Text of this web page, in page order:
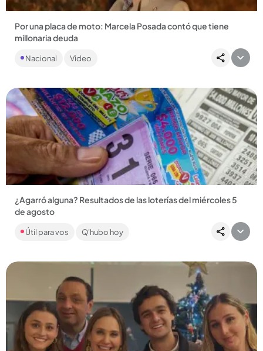
Por una placa de moto: Marcela Posada contó que tiene
millonaria deuda
La actriz de ‘Betty la fea’ y de ‘En los tacones de Eva’ relató el
horror por el que ella y su familia están pasando por...
Nacional Video
Compartir Noticia
¿Agarró alguna? Resultados de las loterías del miércoles 5
de agosto
favoritos, revise a continuación los números que cayeron: ¡la
Útil para vos Q'hubo hoy
Compartir Noticia